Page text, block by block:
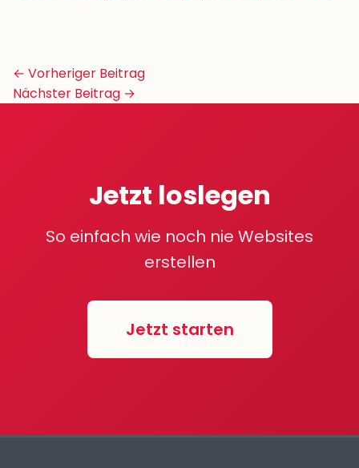
Beitrags-
Navigation
← Vorheriger Beitrag
Nächster Beitrag →
Jetzt loslegen
So einfach wie noch nie Websites
erstellen
Jetzt starten